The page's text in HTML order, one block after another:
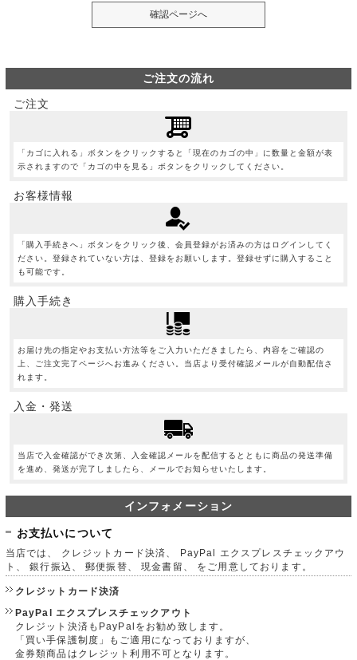
ご注文の流れ
ご注文
「カゴに入れる」ボタンをクリックすると「現在のカゴの中」に数量と金額が表
示されますので「カゴの中を見る」ボタンをクリックしてください。
お客様情報
「購入手続きへ」ボタンをクリック後、会員登録がお済みの方はログインしてく
ださい。登録されていない方は、登録をお願いします。登録せずに購入すること
も可能です。
購入手続き
お届け先の指定やお支払い方法等をご入力いただきましたら、内容をご確認の
上、ご注文完了ページへお進みください。当店より受付確認メールが自動配信さ
れます。
入金・発送
当店で入金確認ができ次第、入金確認メールを配信するとともに商品の発送準備
を進め、発送が完了しましたら、メールでお知らせいたします。
インフォメーション
お支払いについて
当店では、 クレジットカード決済、 PayPal エクスプレスチェックアウ
ト、 銀行振込、 郵便振替、 現金書留、 をご用意しております。
クレジットカード決済
PayPal エクスプレスチェックアウト
クレジット決済もPayPalをお勧め致します。
「買い手保護制度」もご適用になっておりますが、
金券類商品はクレジット利用不可となります。